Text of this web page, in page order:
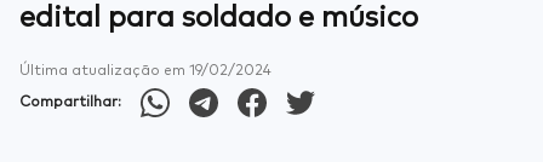
edital para soldado e músico
Última atualização em 19/02/2024
Compartilhar: